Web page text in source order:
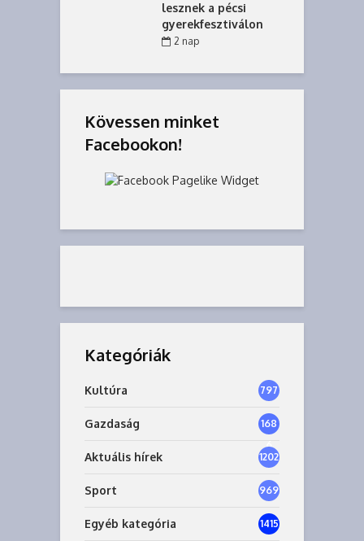
lesznek a pécsi
gyerekfesztiválon
2 nap
Kövessen minket
Facebookon!
Kategóriák
Kultúra 797
Gazdaság
168
6
Aktuális hírek 1202
Sport 969
Egyéb kategória 1415